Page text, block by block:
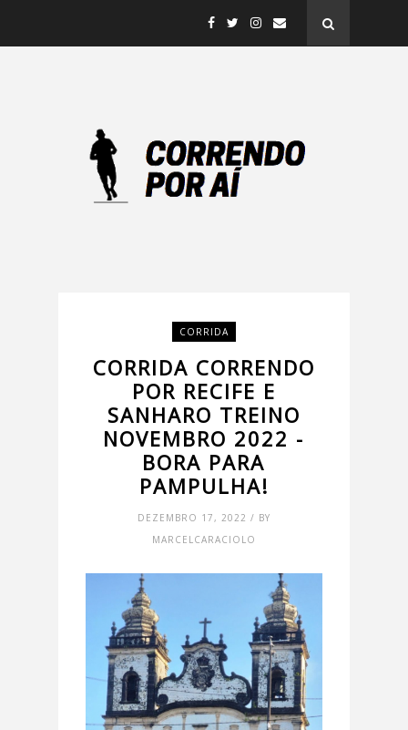
CORRIDA
CORRIDA CORRENDO
POR RECIFE E
SANHARO TREINO
NOVEMBRO 2022 -
BORA PARA
PAMPULHA!
DEZEMBRO 17, 2022 / BY
MARCELCARACIOLO